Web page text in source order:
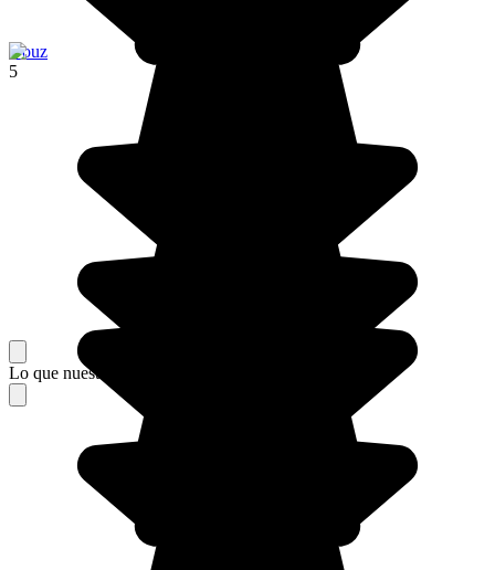
Douz
5
Lo que nuestros viajeros piensan de su estancia